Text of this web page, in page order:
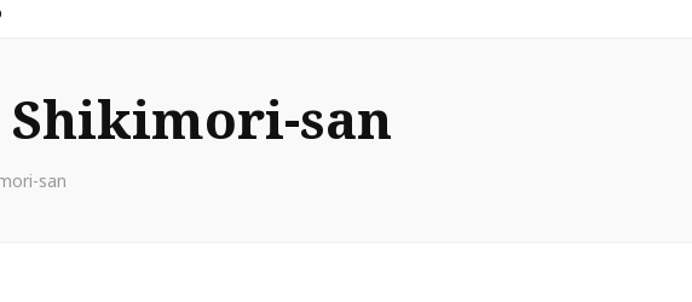
Shikimori-san
san